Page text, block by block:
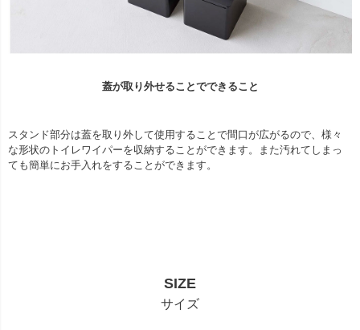
蓋が取り外せることでできること
スタンド部分は蓋を取り外して使用することで間口が広がるので、様々
な形状のトイレワイパーを収納することができます。また汚れてしまっ
ても簡単にお手入れをすることができます。
SIZE
サイズ